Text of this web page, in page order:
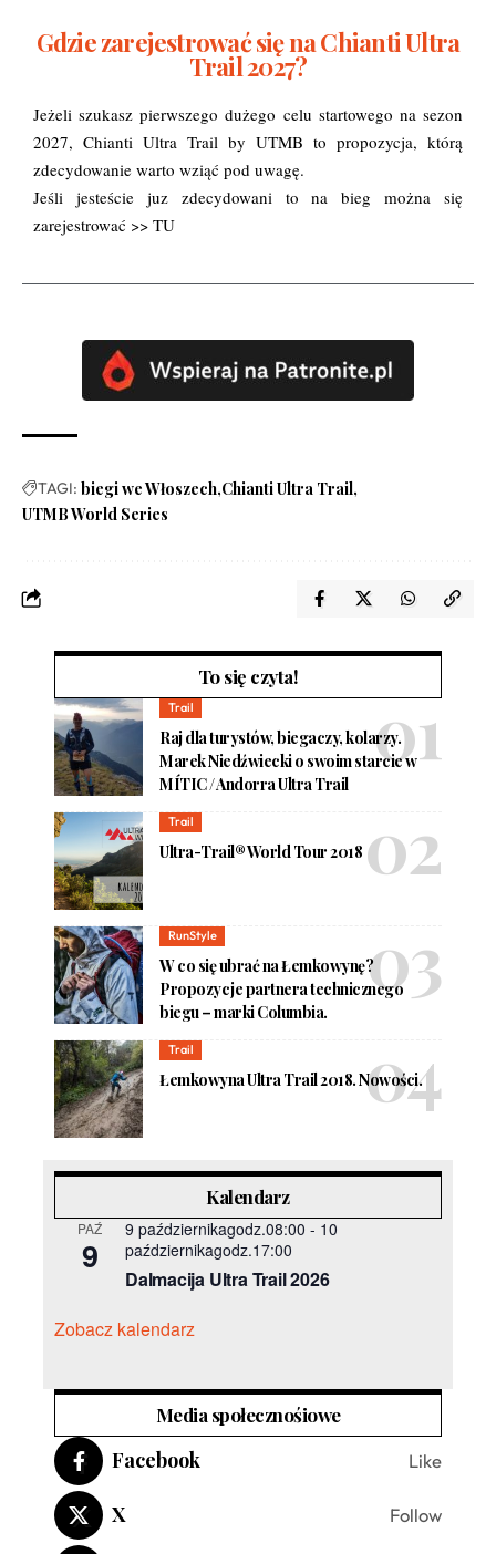
Gdzie zarejestrować się na Chianti Ultra
Trail 2027?
Jeżeli szukasz pierwszego dużego celu startowego na sezon
2027, Chianti Ultra Trail by UTMB to propozycja, którą
zdecydowanie warto wziąć pod uwagę.
Jeśli jesteście juz zdecydowani to na bieg można się
zarejestrować >> TU
TAGI: biegi we Włoszech Chianti Ultra Trail
UTMB World Series
To się czyta!
Trail
Raj dla turystów, biegaczy, kolarzy.
Marek Niedźwiecki o swoim starcie w
MÍTIC / Andorra Ultra Trail
Trail
Ultra-Trail® World Tour 2018
RunStyle
W co się ubrać na Łemkowynę?
Propozycje partnera technicznego
biegu – marki Columbia.
Trail
Łemkowyna Ultra Trail 2018. Nowości.
Kalendarz
PAŹ
9
9 październikagodz.08:00 - 10
październikagodz.17:00
Dalmacija Ultra Trail 2026
Zobacz kalendarz
Media społecznośiowe
Facebook Like
X Follow